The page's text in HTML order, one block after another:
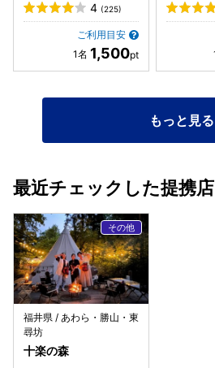
4 (225)
ご利用目安
1,500
もっと見る
最近チェックした提携店
福井県 / あわら・勝山・東
尋坊
十楽の森